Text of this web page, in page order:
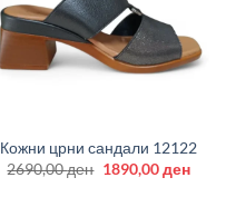
Кожни црни сандали 12122
2690,00ден Original
1890,00ден